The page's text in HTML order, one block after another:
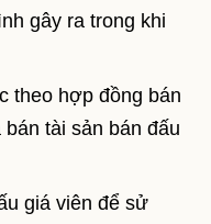
gây ra trong khi
theo hợp đồng bán
tài sản bán đấu
giá viên để sử